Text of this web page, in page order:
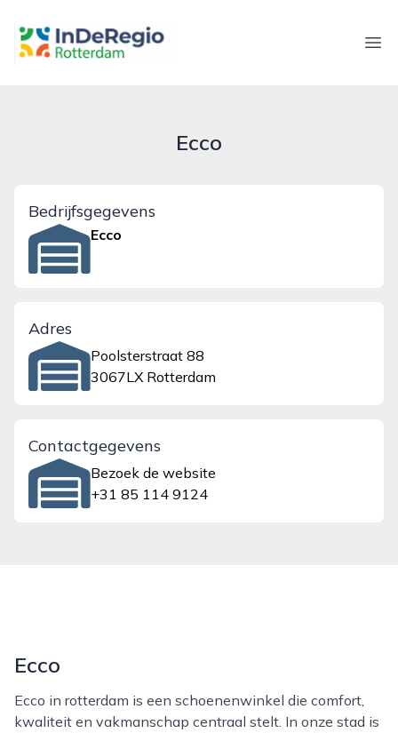
inderegiorotterdam.nl
Ecco
Bedrijfsgegevens
Ecco
Adres
Poolsterstraat 88
3067LX Rotterdam
Contactgegevens
Bezoek de website
+31 85 114 9124
Ecco
Ecco in rotterdam is een schoenenwinkel die comfort,
kwaliteit en vakmanschap centraal stelt. In onze stad is